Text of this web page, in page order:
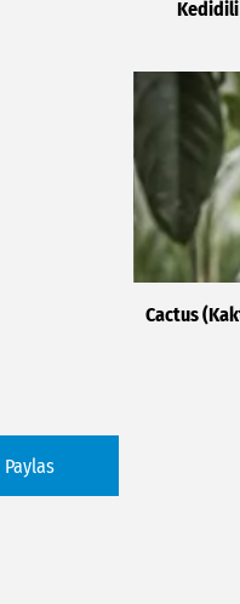
Paylas
Kedidili
Cactus